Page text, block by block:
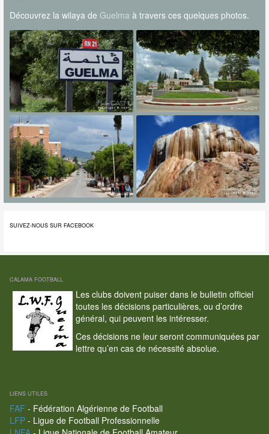
Découvrez la wilaya de Guelma à travers ces quelques photos.
SUIVEZ-NOUS SUR FACEBOOK
CALAMA FOOTBALL
Les clubs doivent puiser dans le bulletin officiel
toutes les décisions particulières, ou d’ordre
général, qui peuvent les intéresser.
Ces décisions ne leur seront communiquées par
lettre qu’en cas de nécessité absolue.
LIENS UTILES
FAF - Fédération Algérienne de Football
LFP- Ligue de Football Professionnelle